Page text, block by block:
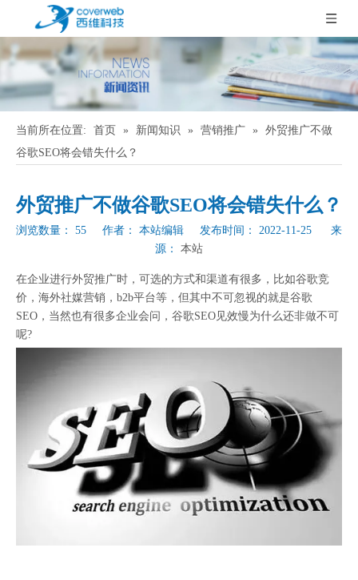
当前所在位置: 首页 » 新闻知识 » 营销推广 »
外贸推广不做
谷歌SEO将会错失什么？
外贸推广不做谷歌SEO将会错失什么？
浏览数量： 55 作者： 本站编辑 发布时间： 2022-11-25 来
源： 本站
["wechat","weibo","qzone","douban","email"]
在企业进行外贸推广时，可选的方式和渠道有很多，比如谷歌竞
价，海外社媒营销，b2b平台等，但其中不可忽视的就是谷歌
SEO，当然也有很多企业会问，谷歌SEO见效慢为什么还非做不可
呢?